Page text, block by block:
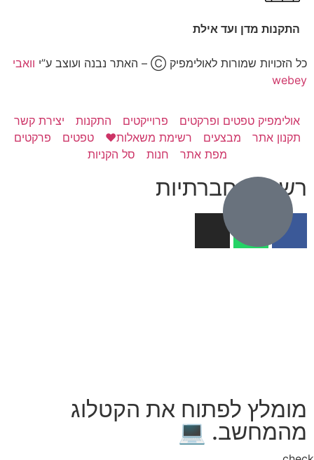
רשתות חברתיות
התקנות מדן ועד אילת
כל הזכויות שמורות לאולימפיק Ⓒ – האתר נבנה ועוצב ע”י
וואבי
webey
אולימפיק טפטים ופרקטים פרוייקטים התקנות
יצירת קשר
תקנון אתר
מבצעים רשימת משאלות❤️ טפטים
פרקטים
מפת אתר
חנות סל הקניות
מומלץ לפתוח את הקטלוג
מהמחשב. 💻